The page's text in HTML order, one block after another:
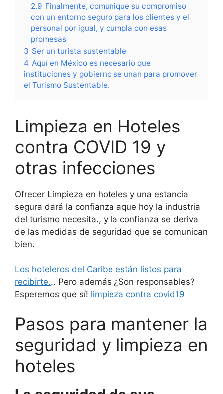
2.9 Finalmente, comunique su compromiso
con un entorno seguro para los clientes y el
personal por igual, y cumpla con esas
promesas
3 Ser un turista sustentable
4 Aquí en México es necesario que
instituciones y gobierno se unan para promover
el Turismo Sustentable.
Limpieza en Hoteles
contra COVID 19 y
otras infecciones
Ofrecer Limpieza en hoteles y una estancia
segura dará la confianza aque hoy la industria
del turismo necesita., y la confianza se deriva
de las medidas de seguridad que se comunican
bien.
Los hoteleros del Caribe están listos para
recibirte... Pero además ¿Son responsables?
Esperemos que sí! limpieza contra covid19
Pasos para mantener la
seguridad y limpieza en
hoteles